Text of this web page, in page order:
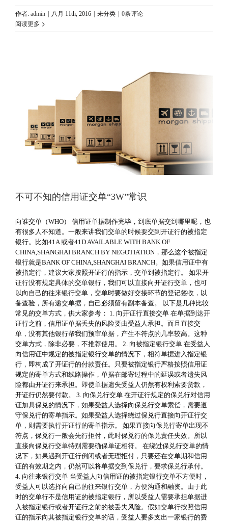
作者: admin | 八月 11th, 2016 | 未分类 | 0条评论
阅读更多
不可不知的信用证交单“3W”常识
向谁交单（WHO） 信用证单据制作完毕，到底单据交到哪里呢，也
有很多人不知道。一般来讲我们交单的时候要交到开证行的被指定
银行。比如41A 或者41D AVAILABLE WITH BANK OF
CHINA,SHANGHAI BRANCH BY NEGOTIATION，那么这个被指定
银行就是BANK OF CHINA,SHANGHAI BRANCH。如果信用证中有
被指定行，建议大家按照开证行的指示，交单到被指定行。 如果开
证行没有规定具体的交单银行，我们可以直接向开证行交单，也可
以向自己的往来银行交单，交单时要做好交接环节的登记签收，以
备查验，所有递交单据，自己必须留有副本备查。 以下是几种比较
常见的交单方式，供大家参考： 1. 向开证行直接交单 在单据到达开
证行之前，信用证单据丢失的风险要由受益人承担。而且直接交
单，没有其他银行帮我们预审单据，产生不符点的几率较高。这种
交单方式，除非必要，不推荐使用。 2. 向被指定银行交单 在受益人
向信用证中规定的被指定银行交单的情况下，相符单据进入指定银
行，即构成了开证行的付款责任。只要被指定银行严格按照信用证
规定的寄单方式和线路操作，单据在邮寄过程中的延误或者遗失风
险都由开证行来承担。即使单据遗失受益人仍然有权利索要货款，
开证行仍然要付款。 3. 向保兑行交单 在开证行规定的保兑行对信用
证加具保兑的情况下，如果受益人选择向保兑行交单索偿，需要遵
守保兑行的寄单指示。如果受益人选择绕过保兑行直接向开证行交
单，则需要执行开证行的寄单指示。 如果直接向保兑行寄单出现不
符点，保兑行一般会先行拒付，此时保兑行的保兑责任失效。所以
直接向保兑行交单特别需要确保单证相符。 在绕过保兑行交单的情
况下，如果遇到开证行倒闭或者无理拒付，只要还在交单期和信用
证的有效期之内，仍然可以将单据交到保兑行，要求保兑行承付。
4. 向往来银行交单 当受益人向信用证的被指定银行交单不方便时，
受益人可以选择向自己的往来银行交单，方便沟通和融资。由于此
时的交单行不是信用证的被指定银行，所以受益人需要承担单据进
入被指定银行或者开证行之前的被丢失风险。假如交单行按照信用
证的指示向其被指定银行交单的话，受益人要多支出一家银行的费